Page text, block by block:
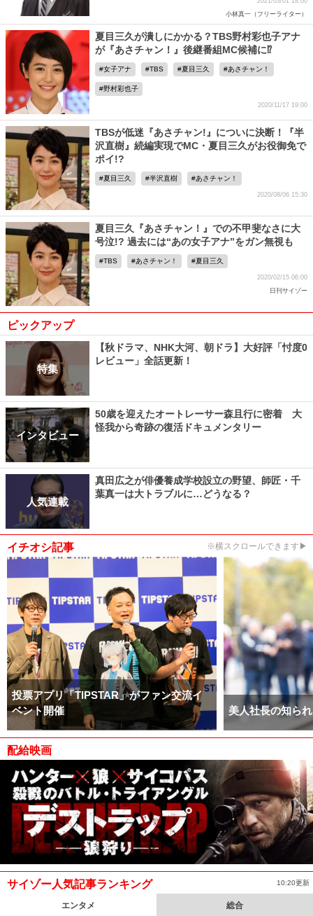
小林真一（フリーライター）
夏目三久が潰しにかかる？TBS野村彩也子アナ
が『あさチャン！』後継番組MC候補に⁉
女子アナ TBS 夏目三久 あさチャン！
野村彩也子
2020/11/17 19:00
TBSが低迷『あさチャン!』についに決断！『半
沢直樹』続編実現でMC・夏目三久がお役御免で
ポイ!?
夏目三久 半沢直樹 あさチャン！
2020/08/06 15:30
夏目三久『あさチャン！』での不甲斐なさに大
号泣!? 過去には“あの女子アナ”をガン無視も
TBS あさチャン！ 夏目三久
2020/02/15 06:00
日刊サイゾー
ピックアップ
特集
【秋ドラマ、NHK大河、朝ドラ】大好評「忖度0
レビュー」全話更新！
インタビュー
50歳を迎えたオートレーサー森且行に密着 大
怪我から奇跡の復活ドキュメンタリー
人気連載
真田広之が俳優養成学校設立の野望、師匠・千
葉真一は大トラブルに…どうなる？
イチオシ記事 ※横スクロールできます▶
投票アプリ「TIPSTAR」がファン交流イ
ベント開催
美人社長の知ら
配給映画
サイゾー人気記事ランキング 10:20更新
エンタメ 総合